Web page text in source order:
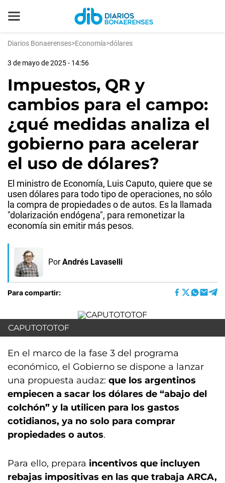
Diarios Bonaerenses>Economía>dólares
3 de mayo de 2025 - 14:56
Impuestos, QR y
cambios para el campo:
¿qué medidas analiza el
gobierno para acelerar
el uso de dólares?
El ministro de Economía, Luis Caputo, quiere que se
usen dólares para todo tipo de operaciones, no sólo
la compra de propiedades o de autos. Es la llamada
"dolarización endógena", para remonetizar la
economía sin emitir más pesos.
Por Andrés Lavaselli
Para compartir:
CAPUTOTOTOF
En el marco de la fase 3 del programa
económico, el Gobierno se dispone a lanzar
una propuesta audaz: que los argentinos
empiecen a sacar los dólares de “abajo del
colchón” y la utilicen para los gastos
cotidianos, ya no solo para comprar
propiedades o autos.
Para ello, prepara incentivos que incluyen
rebajas impositivas en las que trabaja ARCA,